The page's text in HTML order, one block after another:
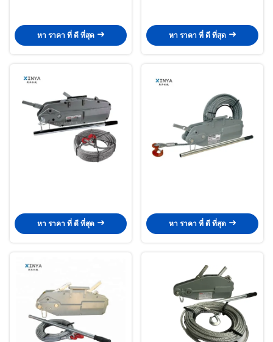
หา ราคา ที่ ดี ที่สุด หา ราคา ที่ ดี ที่สุด
หา ราคา ที่ ดี ที่สุด หา ราคา ที่ ดี ที่สุด